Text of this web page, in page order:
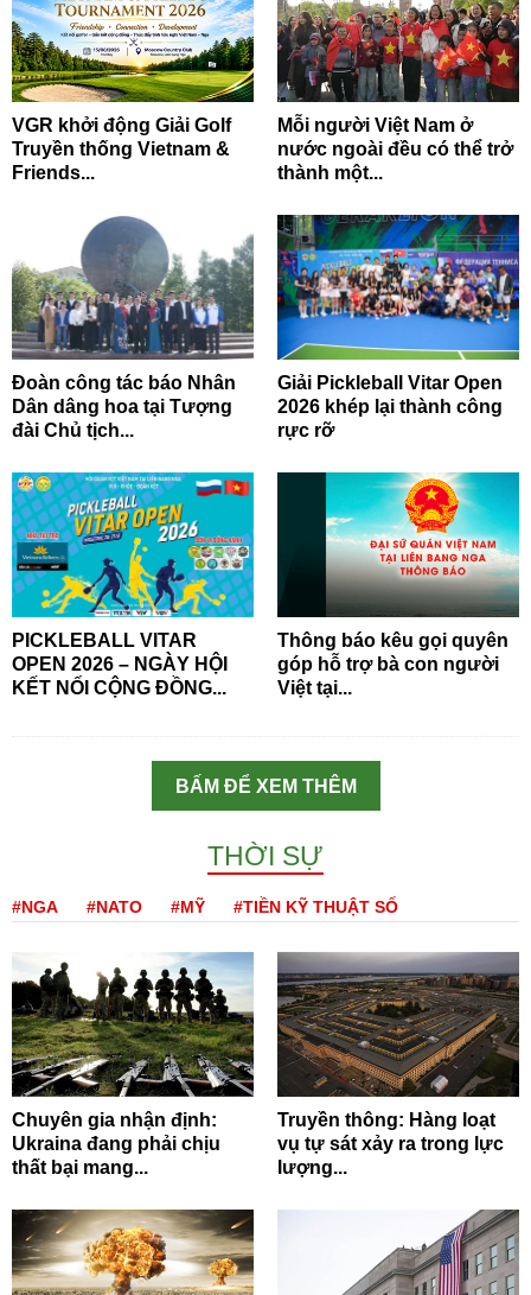
VGR khởi động Giải Golf
Truyền thống Vietnam &
Friends...
Mỗi người Việt Nam ở
nước ngoài đều có thể trở
thành một...
Đoàn công tác báo Nhân
Dân dâng hoa tại Tượng
đài Chủ tịch...
Giải Pickleball Vitar Open
2026 khép lại thành công
rực rỡ
PICKLEBALL VITAR
OPEN 2026 – NGÀY HỘI
KẾT NỐI CỘNG ĐỒNG...
Thông báo kêu gọi quyên
góp hỗ trợ bà con người
Việt tại...
BẤM ĐỂ XEM THÊM
THỜI SỰ
#NGA #NATO #MỸ #TIỀN KỸ THUẬT SỐ
Chuyên gia nhận định:
Ukraina đang phải chịu
thất bại mang...
Truyền thông: Hàng loạt
vụ tự sát xảy ra trong lực
lượng...